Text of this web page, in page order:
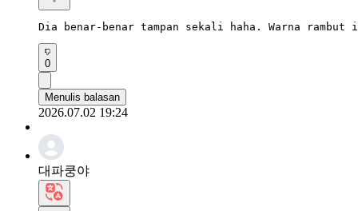
Dia benar-benar tampan sekali haha. Warna
0
Menulis balasan
2026.07.02 19:24
대파쿵야